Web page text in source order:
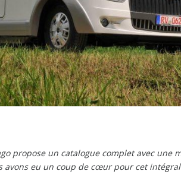
propose un catalogue complet avec
avons eu un coup de cœur pour cet